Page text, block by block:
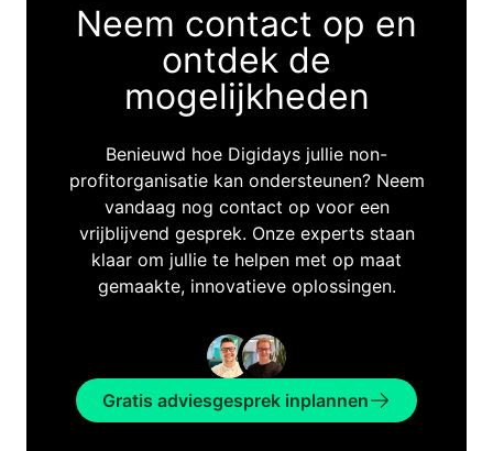
Neem contact op en
ontdek de
mogelijkheden
Benieuwd hoe Digidays jullie non-
profitorganisatie kan ondersteunen? Neem
vandaag nog contact op voor een
vrijblijvend gesprek. Onze experts staan
klaar om jullie te helpen met op maat
gemaakte, innovatieve oplossingen.
Gratis adviesgesprek inplannen